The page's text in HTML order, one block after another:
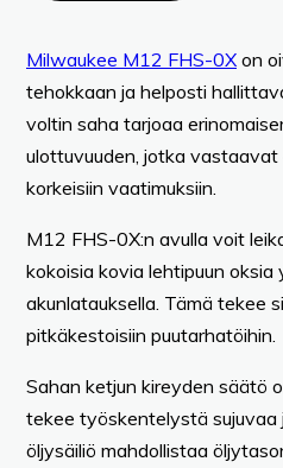
Milwaukee M12 FHS-0X on
tehokkaan ja helposti
voltin saha tarjoaa
ulottuvuuden, jotka
korkeisiin vaatimuksiin.
M12 FHS-0X:n avulla voit
kokoisia kovia lehtipuun
akunlatauksella. Tämä tekee
pitkäkestoisiin puutarhatöihin.
Sahan ketjun kireyden säätö
tekee työskentelystä
öljysäiliö mahdollistaa